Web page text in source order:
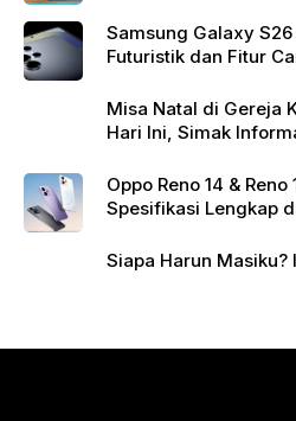
Samsung Galaxy
Futuristik dan Fitur
Misa Natal di Gereja
Hari Ini, Simak
Oppo Reno 14 &
Spesifikasi Lengkap
Siapa Harun Masiku?